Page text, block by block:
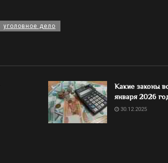
уголовное дело
Какие законы
января 2026
30.12.2025